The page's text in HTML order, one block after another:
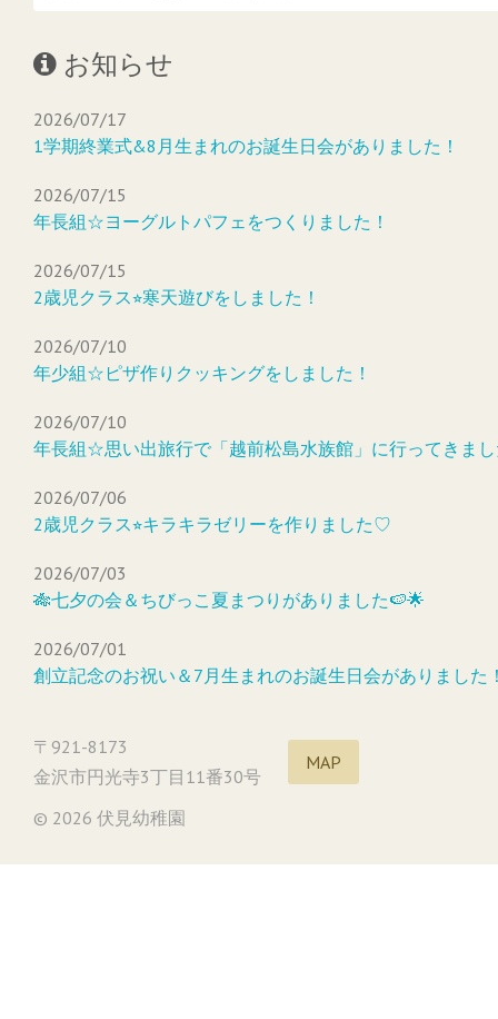
お知らせ
2026/07/17
1学期終業式&8月生まれのお誕生日会がありました！
2026/07/15
年長組☆ヨーグルトパフェをつくりました！
2026/07/15
2歳児クラス⭐︎寒天遊びをしました！
2026/07/10
年少組☆ピザ作りクッキングをしました！
2026/07/10
年長組☆思い出旅行で「越前松島水族館」に行ってきま
2026/07/06
2歳児クラス⭐︎キラキラゼリーを作りました♡
2026/07/03
🎋七夕の会＆ちびっこ夏まつりがありました🍉🌟
2026/07/01
創立記念のお祝い＆7月生まれのお誕生日会がありました
〒921-8173
金沢市円光寺3丁目11番30号
MAP
© 2026 伏見幼稚園